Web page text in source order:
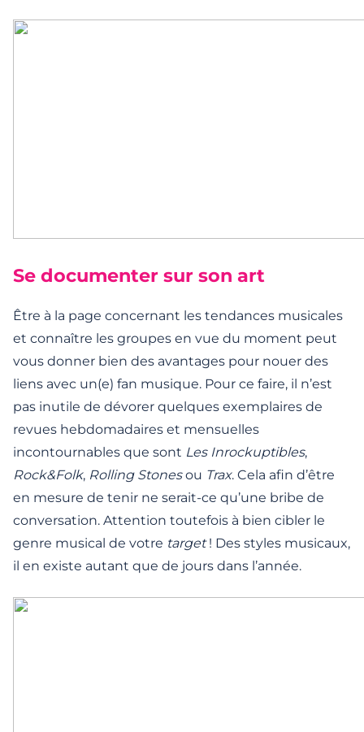
Se documenter sur son art
Être à la page concernant les tendances musicales
et connaître les groupes en vue du moment peut
vous donner bien des avantages pour nouer des
liens avec un(e) fan musique. Pour ce faire, il n’est
pas inutile de dévorer quelques exemplaires de
revues hebdomadaires et mensuelles
incontournables que sont Les Inrockuptibles,
Rock&Folk, Rolling Stonesou Trax. Cela afin d’être
en mesure de tenir ne serait-ce qu’une bribe de
conversation. Attention toutefois à bien cibler le
genre musical de votre target! Des styles musicaux,
il en existe autant que de jours dans l’année.